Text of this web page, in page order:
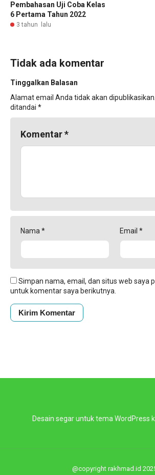
Pembahasan Uji Coba Kelas
6 Pertama Tahun 2022
3 tahun lalu
Tidak ada komentar
Tinggalkan Balasan
Alamat email Anda tidak akan dipublikasikan.
ditandai *
Komentar*
Nama* Email *
Simpan nama, email, dan situs web saya
untuk komentar saya berikutnya.
Desain segar untuk tema WordPress
@copyright rakhmad.id